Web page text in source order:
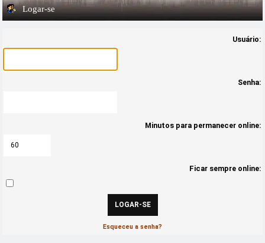
Logar-se
Usuário:
Senha:
Minutos para permanecer online:
Ficar sempre online:
Esqueceu a senha?